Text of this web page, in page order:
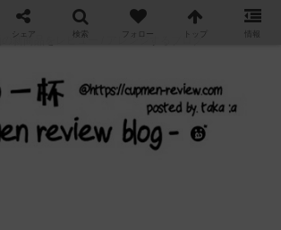
新商品をレビュー / アレンジするブログ
シェア 検索 フォロー トップ 情報